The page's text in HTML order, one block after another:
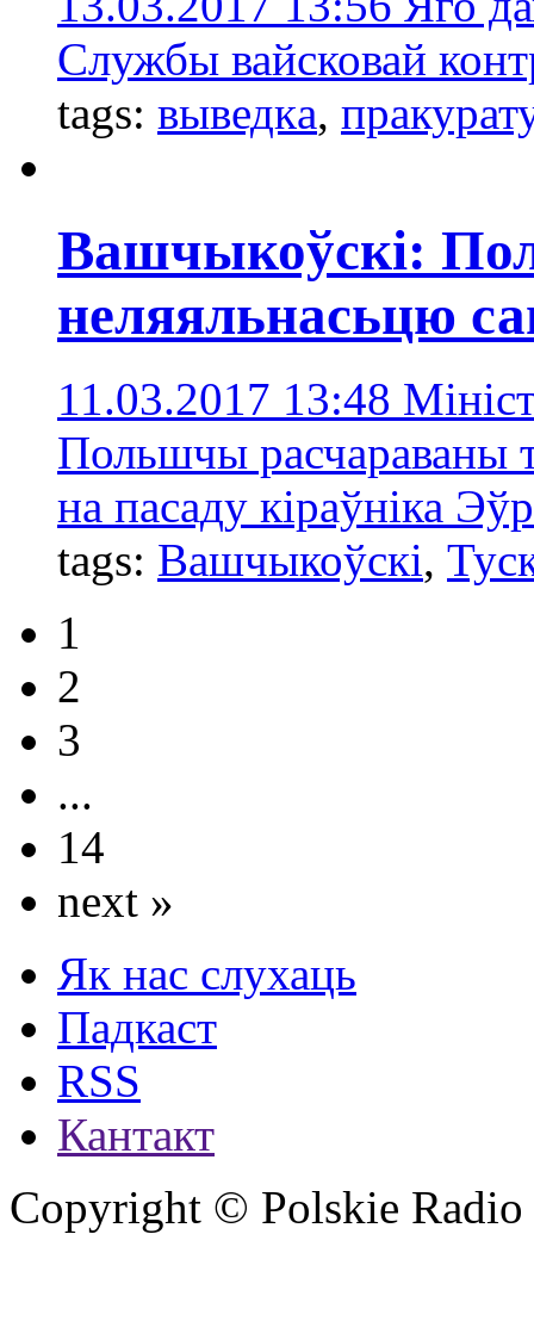
Службы вайсковай
tags: выведкa,
Вашчыкоўскі:
неляяльнасьцю
11.03.2017 13:48
Польшчы расчараваны
на пасаду кіраўніка
tags: Вашчыкоўскі,
1
2
3
...
14
next »
Як нас слухаць
Падкаст
RSS
Кантакт
Copyright © Polskie